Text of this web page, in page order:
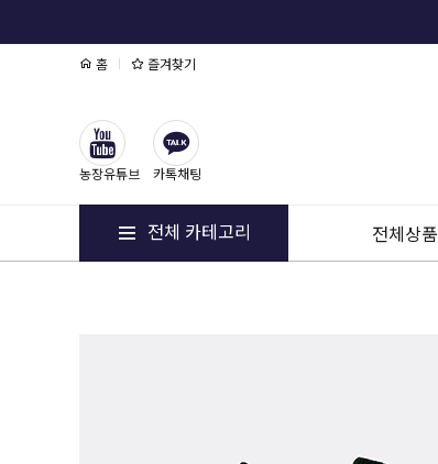
홈 즐겨찾기
농장유튜브 카톡채팅
전체 카테고리 전체상품